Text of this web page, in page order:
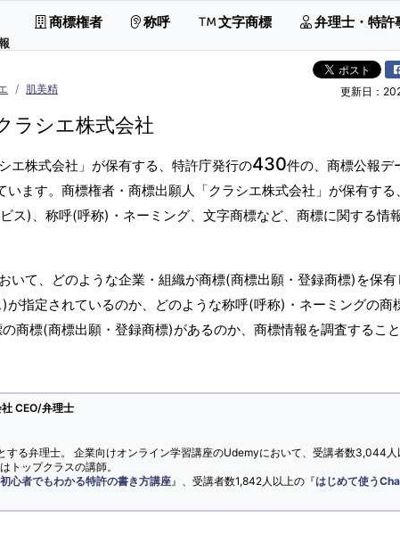
商標権者 称呼 文字商標 弁理士・特許
肌美精 更新日：
ラシエ株式会社
エ株式会社」が保有する、特許庁発行の430件の、商標公報デ
ます。商標権者・商標出願人「クラシエ株式会社」が保有する
ス)、称呼(呼称)・ネーミング、文字商標など、商標に関する情
いて、どのような企業・組織が商標(商標出願・登録商標)を保有
指定されているのか、どのような称呼(呼称)・ネーミングの商
商標(商標出願・登録商標)があるのか、商標情報を調査するこ
CEO/弁理士
する弁理士。 企業向けオンライン学習講座のUdemyにおいて、受講者数3,044人
トップクラスの講師。
初心者でもわかる特許の書き方講座 』、受講者数1,842人以上の『はじめて使う